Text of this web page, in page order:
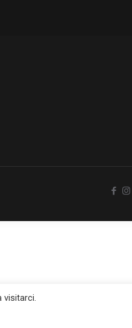
visitarci.